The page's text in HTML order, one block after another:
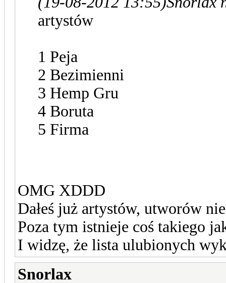
artystów
1 Peja
2 Bezimienni
3 Hemp Gru
4 Boruta
5 Firma
OMG XDDD
Dałeś już artystów, utworów
Poza tym istnieje coś takiego
I widzę, że lista ulubionych
Snorlax